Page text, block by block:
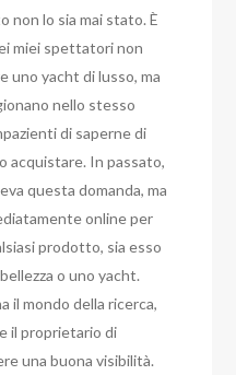
non lo sia mai stato. È
miei spettatori non
uno yacht di lusso, ma
nello stesso
di saperne di
acquistare. In passato,
questa domanda, ma
online per
prodotto, sia esso
o uno yacht.
il mondo della ricerca,
il proprietario di
una buona visibilità.